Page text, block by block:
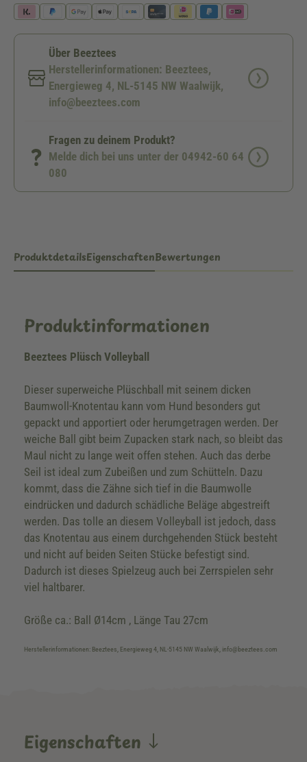
Über Beeztees
Herstellerinformationen: Beeztees,
Energieweg 4, NL-5145 NW Waalwijk,
info@beeztees.com
Fragen zu deinem Produkt?
Melde dich bei uns unter der 04942-60 64
080
ProduktdetailsEigenschaftenBewertungen
Produktinformationen
Beeztees Plüsch Volleyball
Dieser superweiche Plüschball mit seinem dicken
Baumwoll-Knotentau kann vom Hund besonders gut
gepackt und apportiert oder herumgetragen werden. Der
weiche Ball gibt beim Zupacken stark nach, so bleibt das
Maul nicht zu lange weit offen stehen. Auch das derbe
Seil ist ideal zum Zubeißen und zum Schütteln. Dazu
kommt, dass die Zähne sich tief in die Baumwolle
eindrücken und dadurch schädliche Beläge abgestreift
werden. Das tolle an diesem Volleyball ist jedoch, dass
das Knotentau aus einem durchgehenden Stück besteht
und nicht auf beiden Seiten Stücke befestigt sind.
Dadurch ist dieses Spielzeug auch bei Zerrspielen sehr
viel haltbarer.
Größe ca.: Ball Ø14cm , Länge Tau 27cm
Herstellerinformationen: Beeztees, Energieweg 4, NL-5145 NW Waalwijk, info@beeztees.com
Eigenschaften